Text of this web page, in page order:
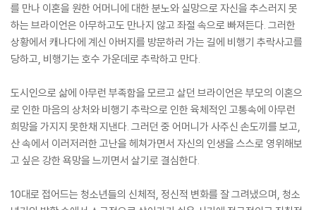
를 만나 이혼을 원한 어머니에 대한 분노와 실망으로 자신을 추스러지 못
하는 브라이언은 아무하고도 만나지 않고 좌절 속으로 빠져든다. 그러한
상황에서 캐나다에 계신 아버지를 방문하러 가는 길에 비행기 추락사고를
당하고, 비행기는 호수 가운데로 추락하고 만다.
도시인으로 삶에 아무런 부족함을 모르고 살던 브라이언은 부모의 이혼으
로 인한 마음의 상처와 비행기 추락으로 인한 육체적인 고통속에 아무런
희망을 가지지 못한채 지낸다. 그러던 중 어머니가 사주신 손도끼를 보고,
산 속에서 이러저러한 고난을 헤쳐가면서 자신의 인생을 스스로 영위해보
고 싶은 강한 욕망을 느끼면서 살기로 결심한다.
10대로 접어드는 청소년들의 신체적, 정신적 변화를 잘 그려냈으며, 청소